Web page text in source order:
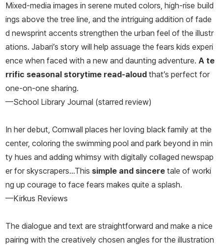
Mixed-media images in serene muted colors, high-rise build
ings above the tree line, and the intriguing addition of fade
d newsprint accents strengthen the urban feel of the illustr
ations. Jabari’s story will help assuage the fears kids experi
ence when faced with a new and daunting adventure. A te
rrific seasonal storytime read-aloud that’s perfect for
one-on-one sharing.
—School Library Journal (starred review)
In her debut, Cornwall places her loving black family at the
center, coloring the swimming pool and park beyond in min
ty hues and adding whimsy with digitally collaged newspap
er for skyscrapers...This simple and sincere tale of worki
ng up courage to face fears makes quite a splash.
—Kirkus Reviews
The dialogue and text are straightforward and make a nice
pairing with the creatively chosen angles for the illustration